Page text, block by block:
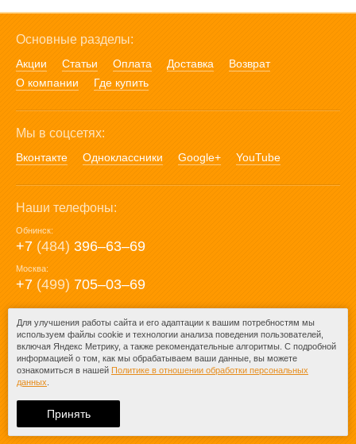
Основные разделы:
Акции Статьи Оплата Доставка
Возврат
О компании
Где купить
Мы в соцсетях:
Вконтакте Одноклассники Google+ YouTube
Наши телефоны:
Обнинск:
+7 (484) 396‒63‒69
Москва:
+7 (499) 705‒03‒69
E-mail:
mail@posuda40.ru
При любом копировании информации
ссылка на
Для улучшения работы сайта и его адаптации к вашим потребностям мы
используем файлы cookie и технологии анализа поведения пользователей,
включая Яндекс Метрику, а также рекомендательные алгоритмы. С подробной
информацией о том, как мы обрабатываем ваши данные, вы можете
ознакомиться в нашей Политике в отношении обработки персональных
данных
Принять